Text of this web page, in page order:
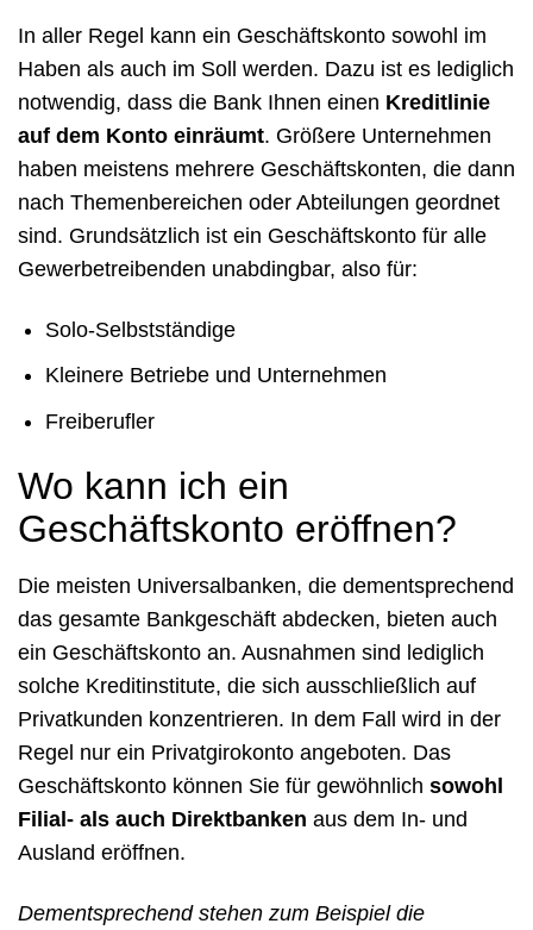
In aller Regel kann ein Geschäftskonto sowohl im
Haben als auch im Soll werden. Dazu ist es lediglich
notwendig, dass die Bank Ihnen einen Kreditlinie
auf dem Konto einräumt. Größere Unternehmen
haben meistens mehrere Geschäftskonten, die dann
nach Themenbereichen oder Abteilungen geordnet
sind. Grundsätzlich ist ein Geschäftskonto für alle
Gewerbetreibenden unabdingbar, also für:
Solo-Selbstständige
Kleinere Betriebe und Unternehmen
Freiberufler
Wo kann ich ein
Geschäftskonto eröffnen?
Die meisten Universalbanken, die dementsprechend
das gesamte Bankgeschäft abdecken, bieten auch
ein Geschäftskonto an. Ausnahmen sind lediglich
solche Kreditinstitute, die sich ausschließlich auf
Privatkunden konzentrieren. In dem Fall wird in der
Regel nur ein Privatgirokonto angeboten. Das
Geschäftskonto können Sie für gewöhnlich sowohl
Filial- als auch Direktbanken aus dem In- und
Ausland eröffnen.
Dementsprechend stehen zum Beispiel die